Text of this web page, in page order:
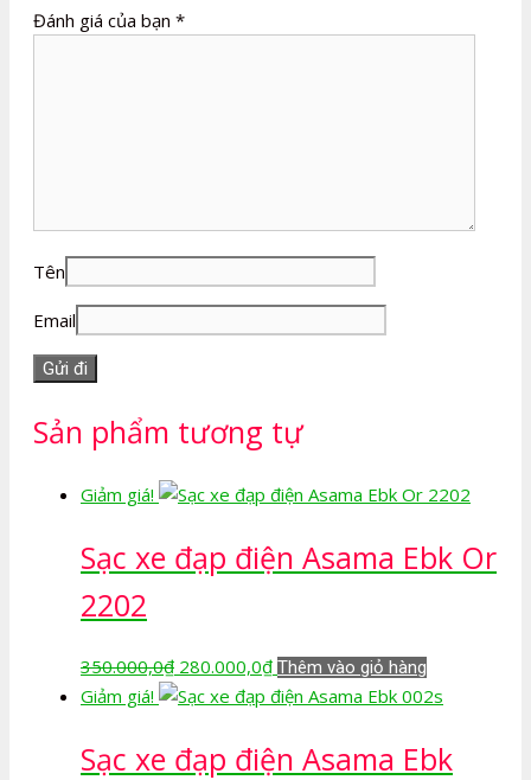
Đánh giá của bạn *
Tên
Email
Sản phẩm tương tự
Giảm giá!
Sạc xe đạp điện Asama Ebk Or
2202
350.000,0₫ Giá
gốc
350.000,0₫.
280.000,0₫Giá
hiện
là:
Thêm vào giỏ hàng
Giảm giá!
Sạc xe đạp điện Asama Ebk